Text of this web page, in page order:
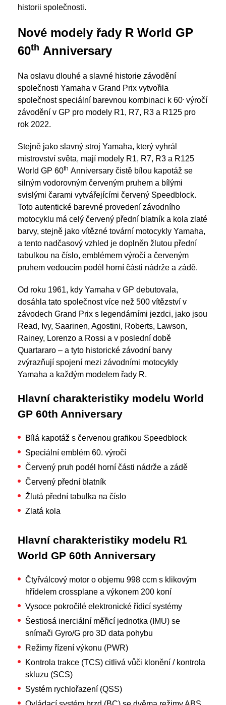
historii společnosti.
Nové modely řady R World GP
60th Anniversary
Na oslavu dlouhé a slavné historie závodění
společnosti Yamaha v Grand Prix vytvořila
společnost speciální barevnou kombinaci k 60. výročí
závodění v GP pro modely R1, R7, R3 a R125 pro
rok 2022.
Stejně jako slavný stroj Yamaha, který vyhrál
mistrovství světa, mají modely R1, R7, R3 a R125
World GP 60th Anniversary čistě bílou kapotáž se
silným vodorovným červeným pruhem a bílými
svislými čarami vytvářejícími červený Speedblock.
Toto autentické barevné provedení závodního
motocyklu má celý červený přední blatník a kola zlaté
barvy, stejně jako vítězné tovární motocykly Yamaha,
a tento nadčasový vzhled je doplněn žlutou přední
tabulkou na číslo, emblémem výročí a červeným
pruhem vedoucím podél horní části nádrže a zádě.
Od roku 1961, kdy Yamaha v GP debutovala,
dosáhla tato společnost více než 500 vítězství v
závodech Grand Prix s legendárními jezdci, jako jsou
Read, Ivy, Saarinen, Agostini, Roberts, Lawson,
Rainey, Lorenzo a Rossi a v poslední době
Quartararo – a tyto historické závodní barvy
zvýrazňují spojení mezi závodními motocykly
Yamaha a každým modelem řady R.
Hlavní charakteristiky modelu World
GP 60th Anniversary
Bílá kapotáž s červenou grafikou Speedblock
Speciální emblém 60. výročí
Červený pruh podél horní části nádrže a zádě
Červený přední blatník
Žlutá přední tabulka na číslo
Zlatá kola
Hlavní charakteristiky modelu R1
World GP 60th Anniversary
Čtyřválcový motor o objemu 998 ccm s klikovým
hřídelem crossplane a výkonem 200 koní
Vysoce pokročilé elektronické řídicí systémy
Šestiosá inerciální měřicí jednotka (IMU) se
snímači Gyro/G pro 3D data pohybu
Režimy řízení výkonu (PWR)
Kontrola trakce (TCS) citlivá vůči klonění / kontrola
skluzu (SCS)
Systém rychlořazení (QSS)